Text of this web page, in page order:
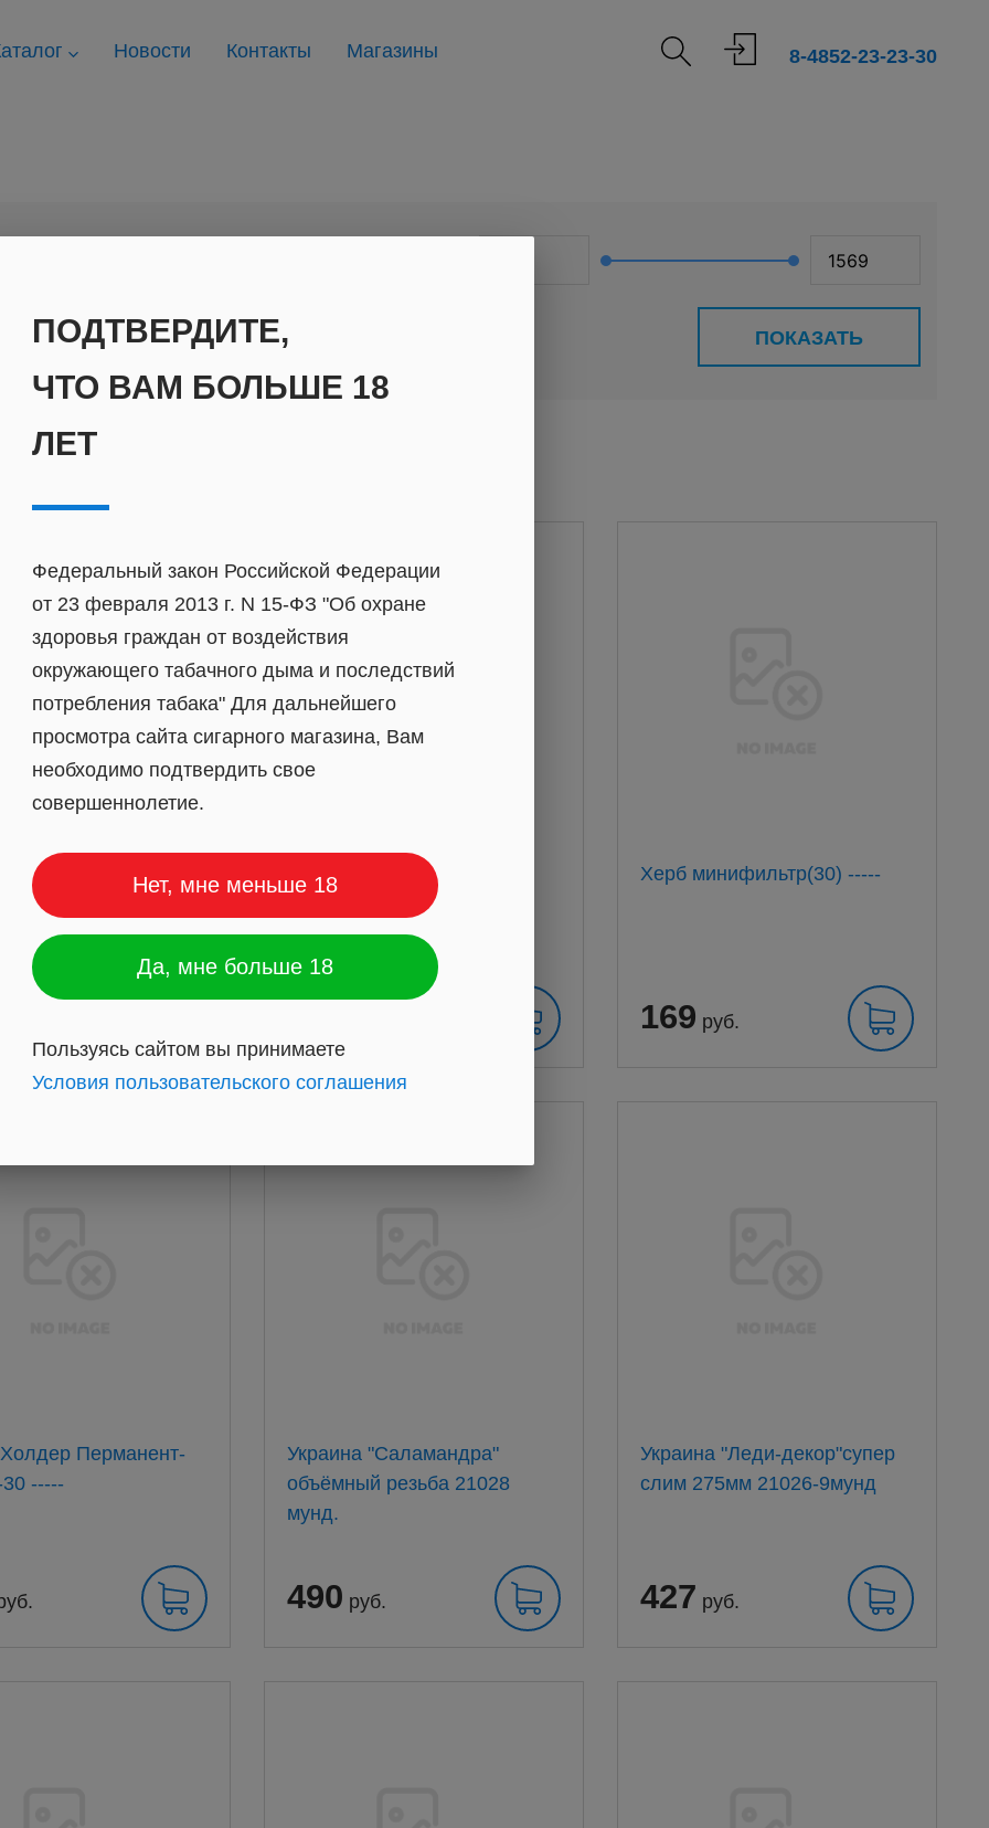
Новости Контакты Магазины 8-4852-23-23-30
ПОКАЗАТЬ
Антон мужской
Мундштук Антон мужской
80мм (натурал)
Херб минифильтр(30) -----
169 руб.
Перманент-
-----
Украина "Саламандра"
объёмный резьба 21028
мунд.
490 руб.
Украина "Леди-декор"супер
слим 275мм 21026-9мунд
427 руб.
ПОДТВЕРДИТЕ,
ЧТО ВАМ БОЛЬШЕ 18
ЛЕТ
Федеральный закон Российской Федерации
от 23 февраля 2013 г. N 15-ФЗ "Об охране
здоровья граждан от воздействия
окружающего табачного дыма и последствий
потребления табака" Для дальнейшего
просмотра сайта сигарного магазина, Вам
необходимо подтвердить свое
совершеннолетие.
Нет, мне меньше 18
Да, мне больше 18
Пользуясь сайтом вы принимаете
Условия пользовательского соглашения